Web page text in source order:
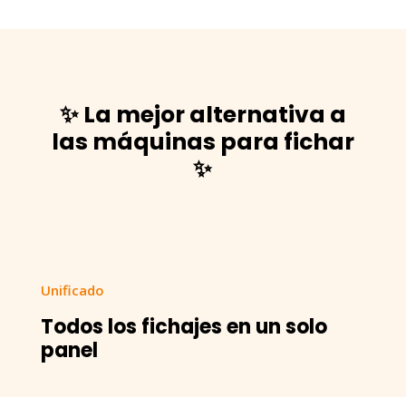
✨ La mejor alternativa a
las máquinas para fichar
✨
Unificado
Todos los fichajes en un solo
panel